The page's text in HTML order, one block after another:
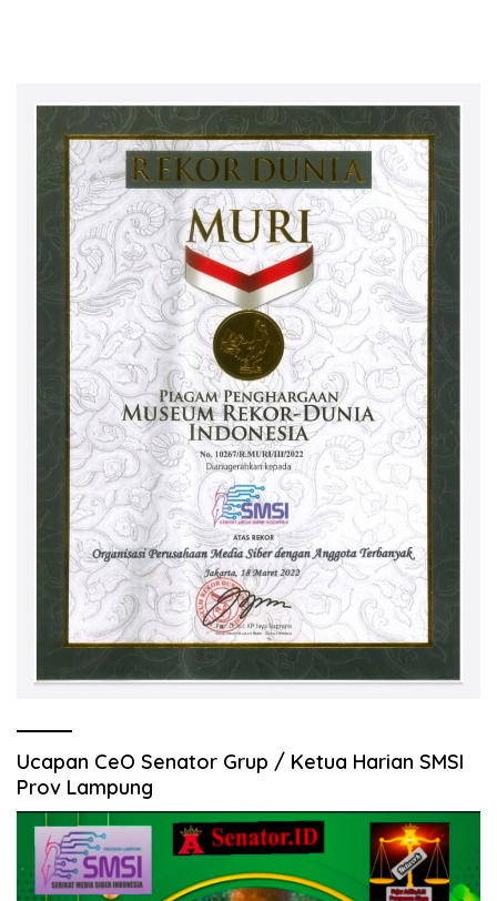
Ucapan CeO Senator Grup / Ketua Harian SMSI
Prov Lampung